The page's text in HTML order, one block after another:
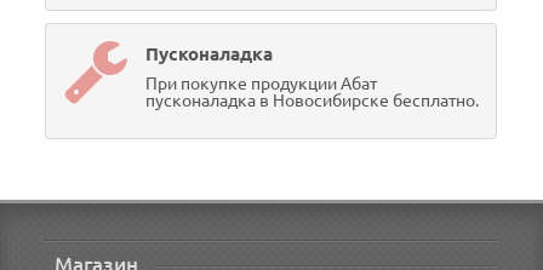
Пусконаладка
При покупке продукции Абат
пусконаладка в Новосибирске бесплатно.
Магазин